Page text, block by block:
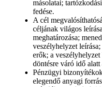
másolatai;
fedése.
A cél
céljának világos
meghatározása;
veszélyhelyzet
erők; a veszélyhelyzet
döntésre váró idő
Pénzügyi
elegendő anyagi